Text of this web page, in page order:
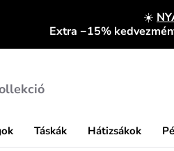
☀️
Extra −15%
Táskák Hátizsákok